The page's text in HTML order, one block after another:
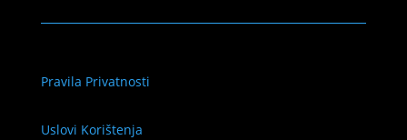
Pravila Privatnosti
Uslovi Korištenja